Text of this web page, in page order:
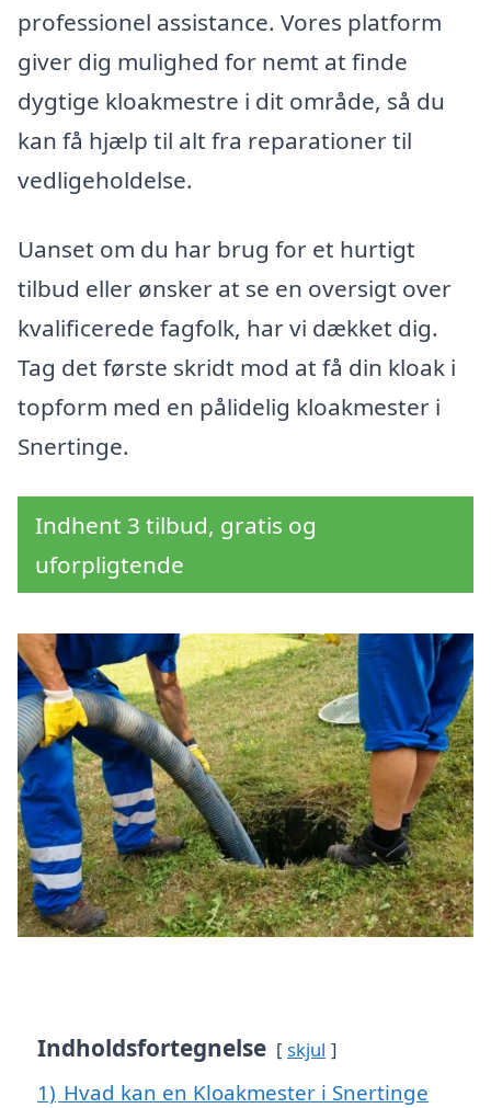
professionel assistance. Vores platform
giver dig mulighed for nemt at finde
dygtige kloakmestre i dit område, så du
kan få hjælp til alt fra reparationer til
vedligeholdelse.
Uanset om du har brug for et hurtigt
tilbud eller ønsker at se en oversigt over
kvalificerede fagfolk, har vi dækket dig.
Tag det første skridt mod at få din kloak i
topform med en pålidelig kloakmester i
Snertinge.
Indhent 3 tilbud, gratis og
uforpligtende
Indholdsfortegnelse skjul
1) Hvad kan en Kloakmester i Snertinge